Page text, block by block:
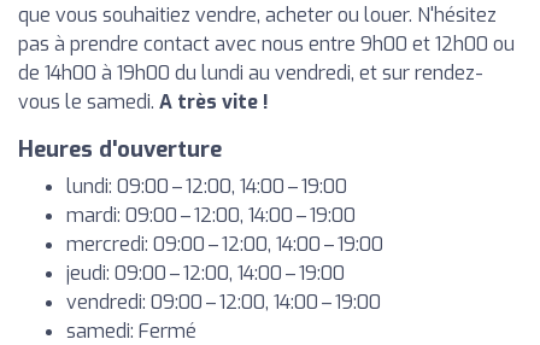
que vous souhaitiez vendre, acheter ou louer. N'hésitez
pas à prendre contact avec nous entre 9h00 et 12h00 ou
de 14h00 à 19h00 du lundi au vendredi, et sur rendez-
vous le samedi. A très vite !
Heures d'ouverture
lundi: 09:00 – 12:00, 14:00 – 19:00
mardi: 09:00 – 12:00, 14:00 – 19:00
mercredi: 09:00 – 12:00, 14:00 – 19:00
jeudi: 09:00 – 12:00, 14:00 – 19:00
vendredi: 09:00 – 12:00, 14:00 – 19:00
samedi: Fermé